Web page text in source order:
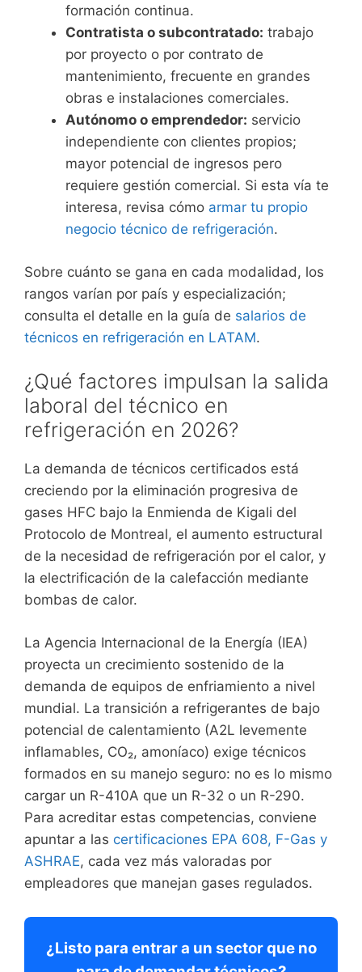
formación continua.
Contratista o subcontratado: trabajo
por proyecto o por contrato de
mantenimiento, frecuente en grandes
obras e instalaciones comerciales.
Autónomo o emprendedor: servicio
independiente con clientes propios;
mayor potencial de ingresos pero
requiere gestión comercial. Si esta vía te
interesa, revisa cómo armar tu propio
negocio técnico de refrigeración.
Sobre cuánto se gana en cada modalidad, los
rangos varían por país y especialización;
consulta el detalle en la guía de salarios de
técnicos en refrigeración en LATAM.
¿Qué factores impulsan la salida
laboral del técnico en
refrigeración en 2026?
La demanda de técnicos certificados está
creciendo por la eliminación progresiva de
gases HFC bajo la Enmienda de Kigali del
Protocolo de Montreal, el aumento estructural
de la necesidad de refrigeración por el calor, y
la electrificación de la calefacción mediante
bombas de calor.
La Agencia Internacional de la Energía (IEA)
proyecta un crecimiento sostenido de la
demanda de equipos de enfriamiento a nivel
mundial. La transición a refrigerantes de bajo
potencial de calentamiento (A2L levemente
inflamables, CO₂, amoníaco) exige técnicos
formados en su manejo seguro: no es lo mismo
cargar un R-410A que un R-32 o un R-290.
Para acreditar estas competencias, conviene
apuntar a las certificaciones EPA 608, F-Gas y
ASHRAE, cada vez más valoradas por
empleadores que manejan gases regulados.
¿Listo para entrar a un sector que no